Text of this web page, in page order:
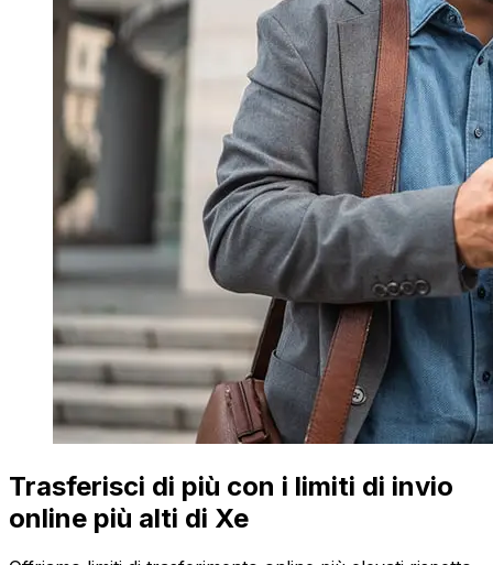
Trasferisci di più con i limiti di invio
online più alti di Xe